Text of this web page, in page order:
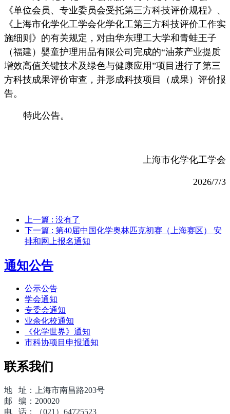
《单位会员、专业委员会受托第三方科技评价规程》、
《上海市化学化工学会化学化工第三方科技评价工作实
施细则》的有关规定，对由华东理工大学和青蛙王子
（福建）婴童护理用品有限公司完成的“油茶产业提质
增效高值关键技术及绿色与健康应用”项目进行了第三
方科技成果评价审查，并形成科技项目（成果）评价报
告。
特此公告。
上海市化学化工学会
2026/7/3
上一篇 : 没有了
下一篇 : 第40届中国化学奥林匹克初赛（上海赛区） 安
排和网上报名通知
通知公告
公示公告
学会通知
专委会通知
业余化校通知
《化学世界》通知
市科协项目申报通知
联系我们
地 址：上海市南昌路203号
邮 编：200020
电 话：（021）64725523